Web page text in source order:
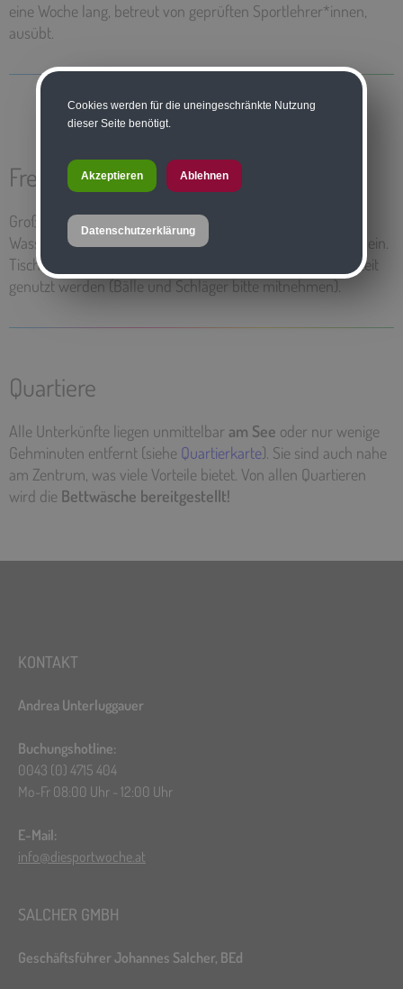
eine Woche lang, betreut von geprüften Sportlehrer*innen,
ausübt.
Freizeit
Große Liegewiesen direkt am Strand
Wassertemperaturen zumSchwimmen oder Entspannen
ein.
Tischtennis- und Volleyballplätze können auch in der Freizeit
genutzt werden (Bälle und Schläger bitte mitnehmen).
Quartiere
Alle Unterkünfte liegen unmittelbar am See oder nur wenige
Gehminuten entfernt (siehe Quartierkarte). Sie sind auch nahe
am Zentrum, was viele Vorteile bietet. Von allen Quartieren
wird die Bettwäsche bereitgestellt!
KONTAKT
Andrea Unterluggauer
Buchungshotline:
0043 (0) 4715 404
Mo-Fr 08:00 Uhr - 12:00 Uhr
E-Mail:
info@diesportwoche.at
SALCHER GMBH
Geschäftsführer Johannes Salcher, BEd
Cookies werden für die uneingeschränkte Nutzung
dieser Seite benötigt.
Akzeptieren Ablehnen
Datenschutzerklärung